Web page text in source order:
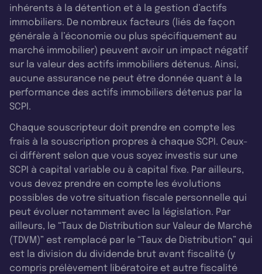
inhérents à la détention et à la gestion d’actifs
immobiliers. De nombreux facteurs (liés de façon
générale à l’économie ou plus spécifiquement au
marché immobilier) peuvent avoir un impact négatif
sur la valeur des actifs immobiliers détenus. Ainsi,
aucune assurance ne peut être donnée quant à la
performance des actifs immobiliers détenus par la
SCPI.
Chaque souscripteur doit prendre en compte les
frais à la souscription propres à chaque SCPI. Ceux-
ci diffèrent selon que vous soyez investis sur une
SCPI à capital variable ou à capital fixe. Par ailleurs,
vous devez prendre en compte les évolutions
possibles de votre situation fiscale personnelle qui
peut évoluer notamment avec la législation. Par
ailleurs, le “Taux de Distribution sur Valeur de Marché
(TDVM)” est remplacé par le “Taux de Distribution” qui
est la division du dividende brut avant fiscalité (y
compris prélèvement libératoire et autre fiscalité